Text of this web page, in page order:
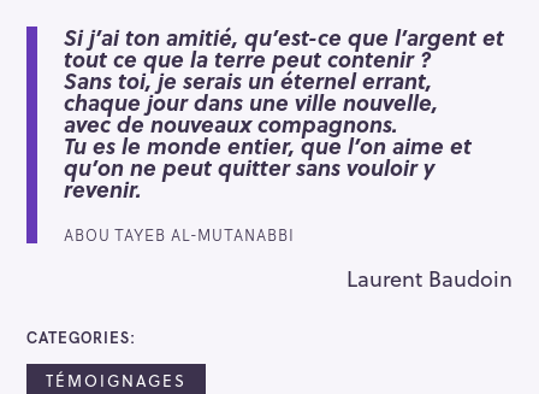
Si j’ai ton amitié, qu’est-ce que l’argent et
tout ce que la terre peut contenir ?
Sans toi, je serais un éternel errant,
chaque jour dans une ville nouvelle,
avec de nouveaux compagnons.
Tu es le monde entier, que l’on aime et
qu’on ne peut quitter sans vouloir y
revenir.
ABOU TAYEB AL-MUTANABBI
Laurent Baudoin
CATEGORIES
TÉMOIGNAGES